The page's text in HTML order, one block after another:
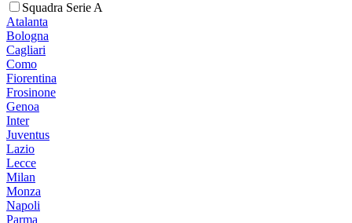
Squadra Serie A
Atalanta
Bologna
Cagliari
Como
Fiorentina
Frosinone
Genoa
Inter
Juventus
Lazio
Lecce
Milan
Monza
Napoli
Parma